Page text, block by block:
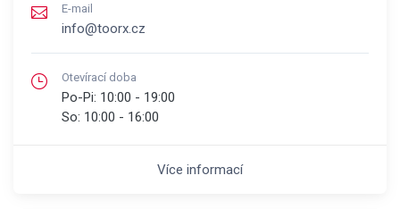
E-mail
info@toorx.cz
Otevírací doba
Po-Pi: 10:00 - 19:00
So: 10:00 - 16:00
Více informací